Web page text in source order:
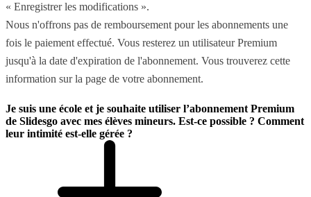
« Enregistrer les modifications ».
Nous n'offrons pas de remboursement pour les abonnements une
fois le paiement effectué. Vous resterez un utilisateur Premium
jusqu'à la date d'expiration de l'abonnement. Vous trouverez cette
information sur la page de votre abonnement.
Je suis une école et je souhaite utiliser l’abonnement Premium
de Slidesgo avec mes élèves mineurs. Est-ce possible ? Comment
leur intimité est-elle gérée ?